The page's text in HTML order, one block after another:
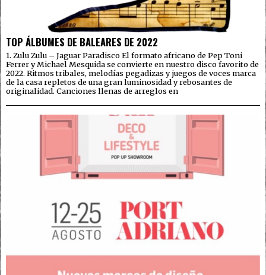
TOP ÁLBUMES DE BALEARES DE 2022
1. Zulu Zulu – Jaguar Paradisco El formato africano de Pep Toni
Ferrer y Michael Mesquida se convierte en nuestro disco favorito de
2022. Ritmos tribales, melodías pegadizas y juegos de voces marca
de la casa repletos de una gran luminosidad y rebosantes de
originalidad. Canciones llenas de arreglos en